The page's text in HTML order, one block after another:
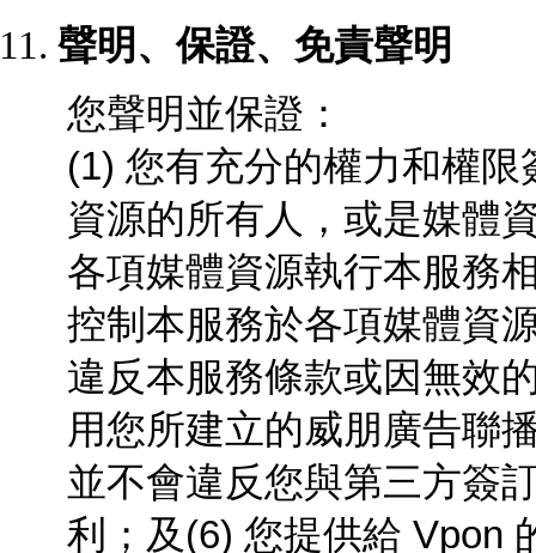
聲明、保證、免責聲明
您聲明並保證：
(1) 您有充分的權力和權
資源的所有人，或是媒體
各項媒體資源執行本服務
控制本服務於各項媒體資
違反本服務條款或因無效
用您所建立的威朋廣告聯
並不會違反您與第三方簽
利；及(6) 您提供給 Vpon